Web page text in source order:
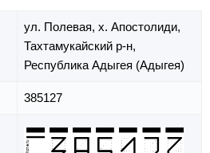
ул. Полевая, х. Апостолиди,
Тахтамукайский р-н,
Республика Адыгея (Адыгея)
385127